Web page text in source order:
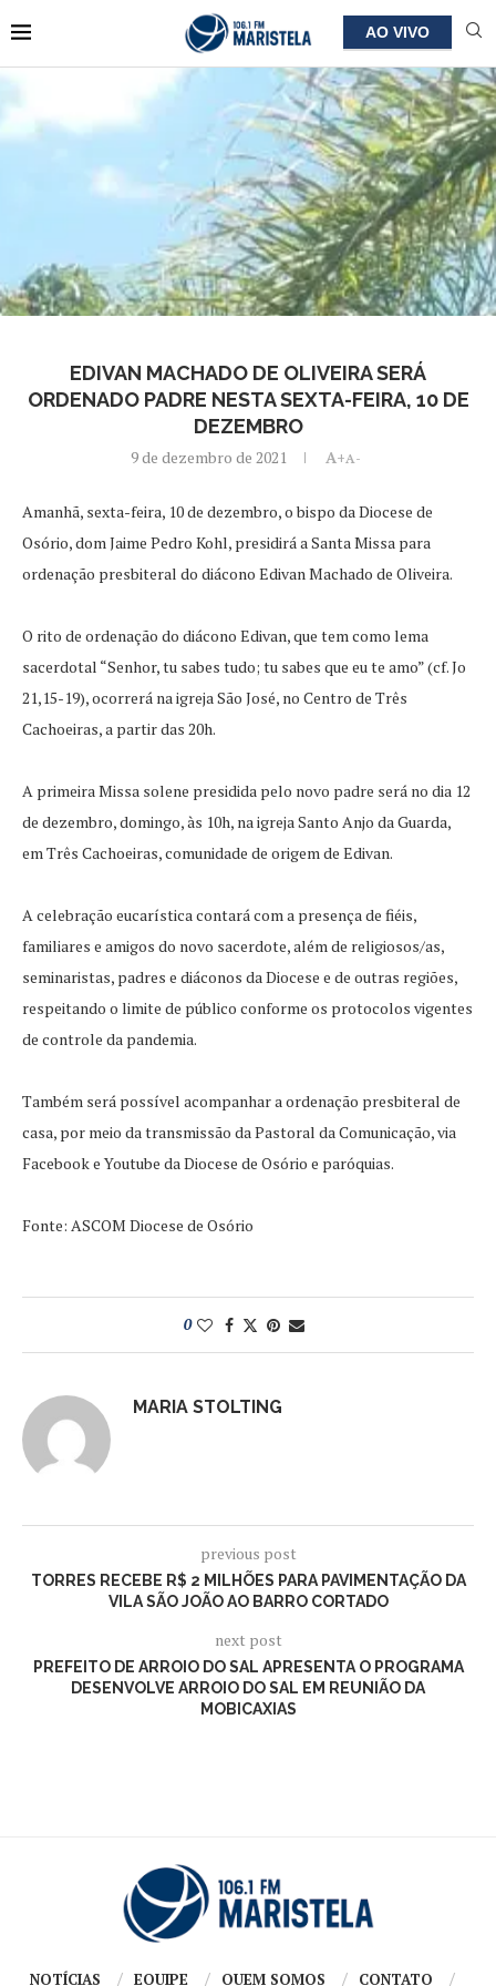
AO VIVO
EDIVAN MACHADO DE OLIVEIRA SERÁ
ORDENADO PADRE NESTA SEXTA-FEIRA, 10 DE
DEZEMBRO
9 de dezembro de 2021 A+A-
Amanhã, sexta-feira, 10 de dezembro, o bispo da Diocese de
Osório, dom Jaime Pedro Kohl, presidirá a Santa Missa para
ordenação presbiteral do diácono Edivan Machado de Oliveira.
O rito de ordenação do diácono Edivan, que tem como lema
sacerdotal “Senhor, tu sabes tudo; tu sabes que eu te amo” (cf. Jo
21,15-19), ocorrerá na igreja São José, no Centro de Três
Cachoeiras, a partir das 20h.
A primeira Missa solene presidida pelo novo padre será no dia 12
de dezembro, domingo, às 10h, na igreja Santo Anjo da Guarda,
em Três Cachoeiras, comunidade de origem de Edivan.
A celebração eucarística contará com a presença de fiéis,
familiares e amigos do novo sacerdote, além de religiosos/as,
seminaristas, padres e diáconos da Diocese e de outras regiões,
respeitando o limite de público conforme os protocolos vigentes
de controle da pandemia.
Também será possível acompanhar a ordenação presbiteral de
casa, por meio da transmissão da Pastoral da Comunicação, via
Facebook e Youtube da Diocese de Osório e paróquias.
Fonte: ASCOM Diocese de Osório
0
MARIA STOLTING
previous post
TORRES RECEBE R$ 2 MILHÕES PARA PAVIMENTAÇÃO DA
VILA SÃO JOÃO AO BARRO CORTADO
next post
PREFEITO DE ARROIO DO SAL APRESENTA O PROGRAMA
DESENVOLVE ARROIO DO SAL EM REUNIÃO DA
MOBICAXIAS
NOTÍCIAS EQUIPE QUEM SOMOS CONTATO